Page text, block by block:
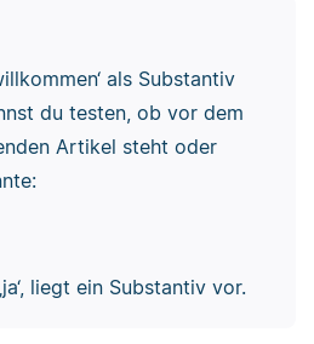
als Substantiv
du testen, ob vor dem
Artikel steht oder
liegt ein Substantiv vor.